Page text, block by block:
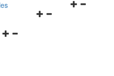
schließen
Navigationsmenü
Navigationsmenü